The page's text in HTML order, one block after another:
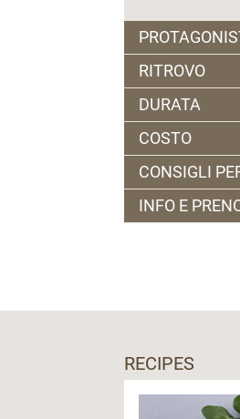
Erborista del
RITROVO
Chiesa di
DURATA
2 ore circa
COSTO
3 € a persona
CONSIGLI
Vestiario
INFO E
RECIPES